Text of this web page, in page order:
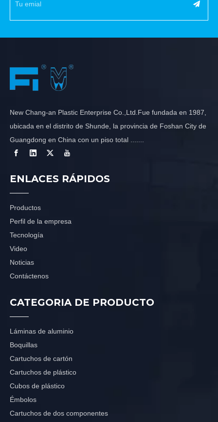
New Chang-an Plastic Enterprise Co.,Ltd.Fue fundada en 1987,
ubicada en el distrito de Shunde, la provincia de Foshan City de
Guangdong en China con un piso total .......
ENLACES RÁPIDOS
Productos
Perfil de la empresa
Tecnología
Video
Noticias
Contáctenos
CATEGORIA DE PRODUCTO
Láminas de aluminio
Boquillas
Cartuchos de cartón
Cartuchos de plástico
Cubos de plástico
Émbolos
Cartuchos de dos componentes